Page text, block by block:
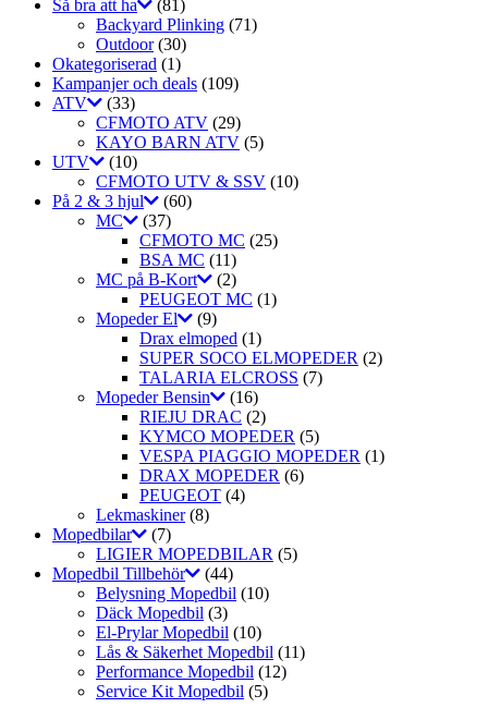
Så bra att ha
(81)
Backyard Plinking (71)
Outdoor (30)
Okategoriserad (1)
Kampanjer och deals (109)
ATV
(33)
CFMOTO ATV (29)
KAYO BARN ATV (5)
UTV
(10)
CFMOTO UTV & SSV (10)
På 2 & 3 hjul
(60)
MC
(37)
CFMOTO MC (25)
BSA MC (11)
MC på B-Kort
(2)
PEUGEOT MC (1)
Mopeder El
(9)
Drax elmoped (1)
SUPER SOCO ELMOPEDER (2)
TALARIA ELCROSS (7)
Mopeder Bensin
(16)
RIEJU DRAC (2)
KYMCO MOPEDER (5)
VESPA PIAGGIO MOPEDER (1)
DRAX MOPEDER (6)
PEUGEOT (4)
Lekmaskiner (8)
Mopedbilar
(7)
LIGIER MOPEDBILAR (5)
Mopedbil Tillbehör
(44)
Belysning Mopedbil (10)
Däck Mopedbil (3)
El-Prylar Mopedbil (10)
Lås & Säkerhet Mopedbil (11)
Performance Mopedbil (12)
Service Kit Mopedbil (5)